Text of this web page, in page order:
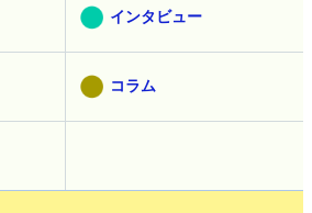
インタビュー
コラム